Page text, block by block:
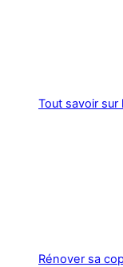
Tout savoir sur
Rénover sa